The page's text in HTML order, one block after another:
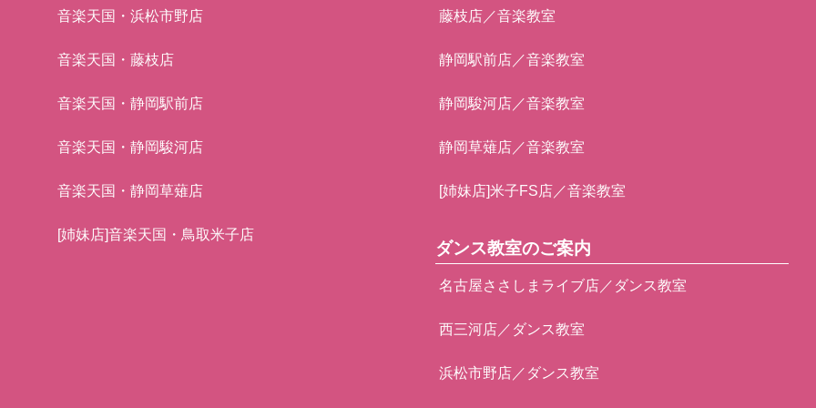
音楽天国・浜松市野店
音楽天国・藤枝店
音楽天国・静岡駅前店
音楽天国・静岡駿河店
音楽天国・静岡草薙店
[姉妹店]音楽天国・鳥取米子店
藤枝店／音楽教室
静岡駅前店／音楽教室
静岡駿河店／音楽教室
静岡草薙店／音楽教室
[姉妹店]米子FS店／音楽教室
ダンス教室のご案内
名古屋ささしまライブ店／ダンス教室
西三河店／ダンス教室
浜松市野店／ダンス教室